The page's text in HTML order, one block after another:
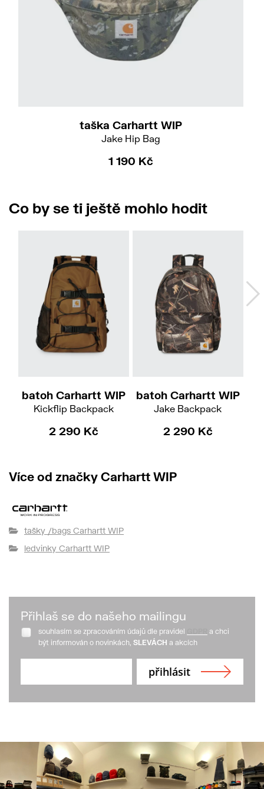
taška Carhartt WIP
Jake Hip Bag
1 190 Kč
Co by se ti ještě mohlo hodit
batoh Carhartt WIP
Kickflip Backpack
2 290 Kč
batoh Carhartt WIP
Jake Backpack
2 290 Kč
Více od značky Carhartt WIP
tašky /bags Carhartt WIP
ledvinky Carhartt WIP
Přihlaš se do našeho mailingu
souhlasím se zpracováním údajů dle pravidel
a chci
být informován o novinkách, SLEVÁCH a akcích